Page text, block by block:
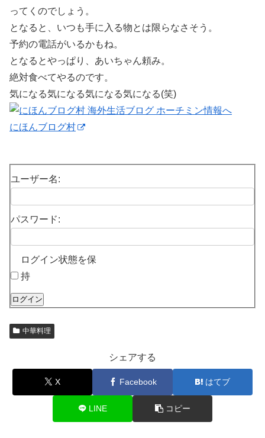
ってくのでしょう。
となると、いつも手に入る物とは限らなさそう。
予約の電話がいるかもね。
となるとやっぱり、あいちゃん頼み。
絶対食べてやるのです。
気になる気になる気になる気になる(笑)
にほんブログ村
ユーザー名:
パスワード:
ログイン状態を保
持
ログイン
中華料理
シェアする
X Facebook はてブ
LINE コピー